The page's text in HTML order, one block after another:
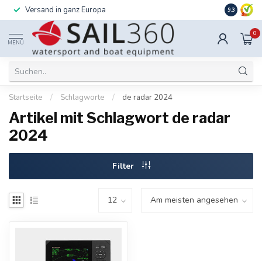
Versand in ganz Europa 9.3
MENÜ
0
Startseite / Schlagworte / de radar 2024
Artikel mit Schlagwort de radar
2024
Filter